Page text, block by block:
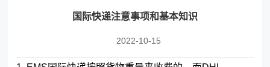
国际快递注意事项和基本知识
2022-10-15